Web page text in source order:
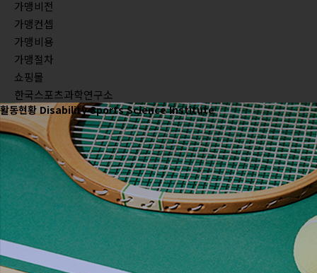
가맹비전
가맹컨셉
가맹비용
가맹절차
쇼핑몰
한국스포츠과학연구소
활동현황 Disability Sports Science Institute